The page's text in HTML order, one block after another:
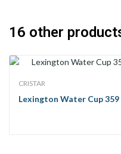
16 other
CRISTAR
Lexington Water Cup 359